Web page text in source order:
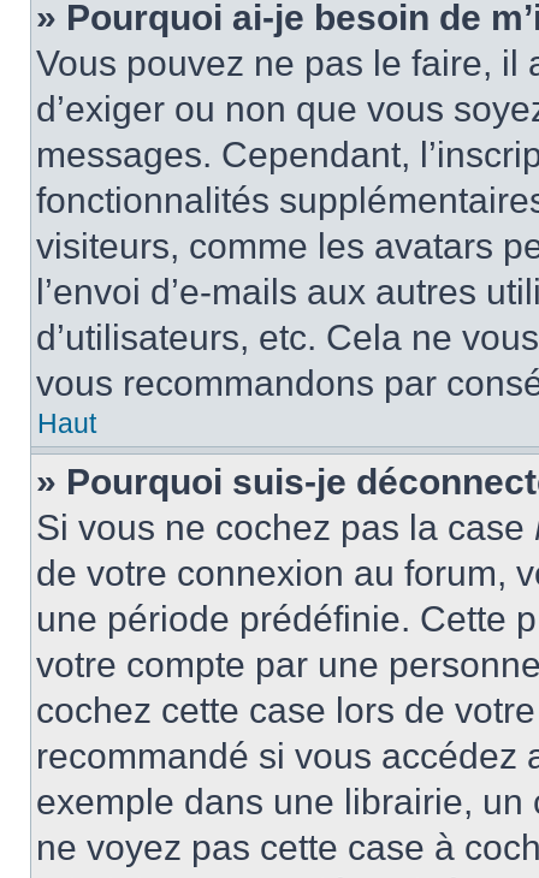
» Pourquoi ai-je besoin de
Vous pouvez ne pas le faire, il
d’exiger ou non que vous
messages. Cependant,
fonctionnalités
visiteurs, comme les avatars
l’envoi d’e-mails aux autres
d’utilisateurs, etc. Cela ne
vous recommandons par
Haut
» Pourquoi suis-je
Si vous ne cochez pas la case
de votre connexion au forum,
une période prédéfinie. Cette
votre compte par une
cochez cette case lors de
recommandé si vous accédez
exemple dans une librairie,
ne voyez pas cette case à